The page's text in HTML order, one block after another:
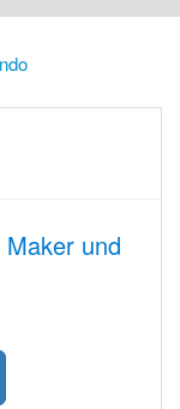
und